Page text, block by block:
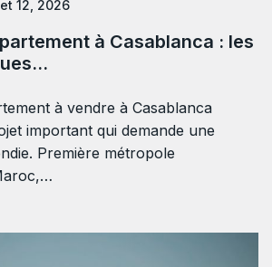
12, 2026
à Casablanca : les
à vendre à Casablanca
important qui demande une
Première métropole